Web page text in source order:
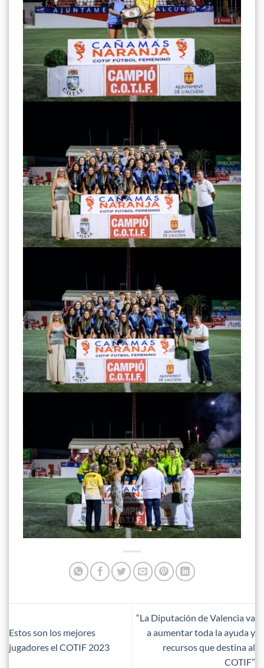
Estos son los mejores
jugadores el COTIF 2023
“La Diputación de Valencia va
a aumentar toda la ayuda y
recursos que destina al
COTIF”